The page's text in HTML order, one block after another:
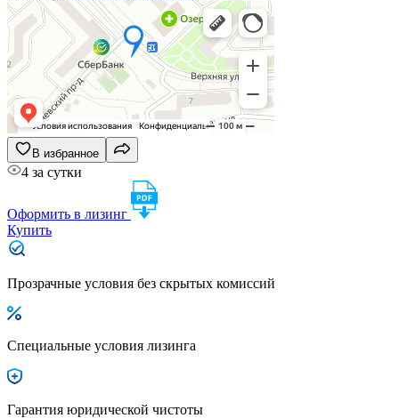
В избранное
4 за сутки
Оформить в лизинг
Купить
Прозрачные условия без скрытых комиссий
Специальные условия лизинга
Гарантия юридической чистоты